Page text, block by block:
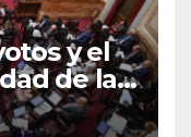
y el
de la